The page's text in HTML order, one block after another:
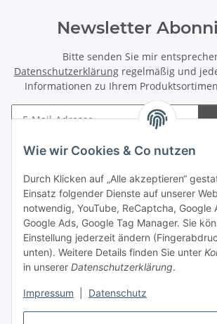
Wie wir Cookies & Co nutzen
Durch Klicken auf „Alle akzeptieren“
Einsatz folgender Dienste auf unserer
notwendig, YouTube, ReCaptcha, Google
Google Ads, Google Tag Manager. Sie
Einstellung jederzeit ändern
unten). Weitere Details finden Sie unter
in unserer Datenschutzerklärung.
Impressum Datenschutz
Newsletter
Bitte senden Sie mir
Datenschutzerklärung regelmäßig und
Informationen zu Ihrem
Gesetzliche Informationen
Spieletreffs in Jülich & Umgebung